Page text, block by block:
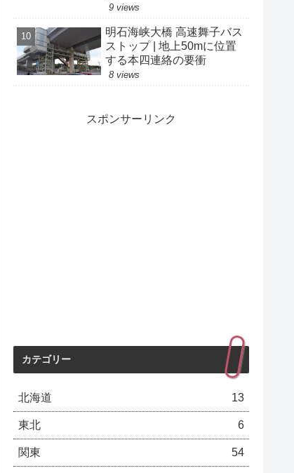
9 views
明石海峡大橋 高速舞子バス
ストップ | 地上50mに位置
する本四連絡の要衝
8 views
スポンサーリンク
カテゴリー
北海道 13
東北 6
関東 54